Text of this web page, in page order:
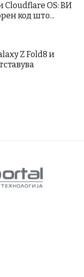
Cloudflare OS: ВИ
код што...
Z Fold8 и